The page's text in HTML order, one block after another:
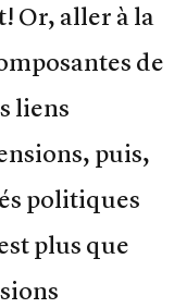
Or, aller à la
de
liens
puis,
politiques
plus que